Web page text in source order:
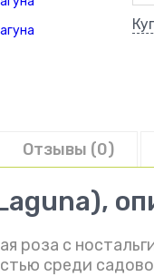
Отзывы (0)
роза с
среди